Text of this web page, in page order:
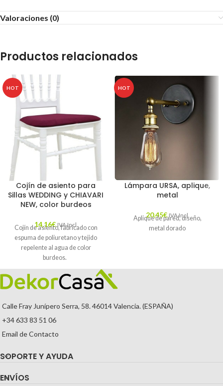
Valoraciones (0)
Productos relacionados
HOT
Cojín de asiento para
Sillas WEDDING y CHIAVARI
NEW, color burdeos
14,16€ IVA Incl.
Cojín de asiento, fabricado con
espuma de poliuretano y tejido
repelente al agua de color
burdeos.
HOT
Lámpara URSA, aplique,
metal
20,45€ IVA Incl.
Aplique de pared, diseño,
metal dorado
Calle Fray Junípero Serra, 58. 46014 Valencia. (ESPAÑA)
+34 633 83 51 06
Email de Contacto
SOPORTE Y AYUDA
ENVÍOS